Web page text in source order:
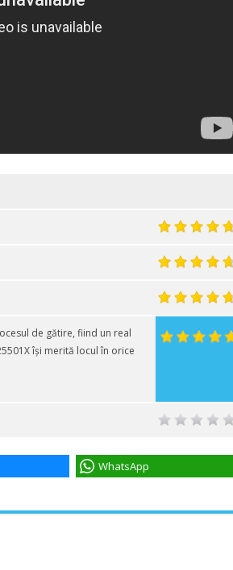
de gătire, fiind un real
își merită locul în orice
WhatsApp